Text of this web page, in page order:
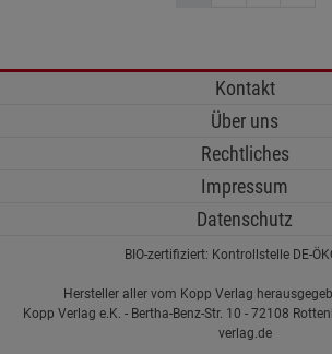
Kontakt
Über uns
Rechtliches
Impressum
Datenschutz
BIO-zertifiziert: Kontrollstelle DE-
Hersteller aller vom Kopp Verlag
Kopp Verlag e.K. - Bertha-Benz-Str. 10 - 72108
verlag.de